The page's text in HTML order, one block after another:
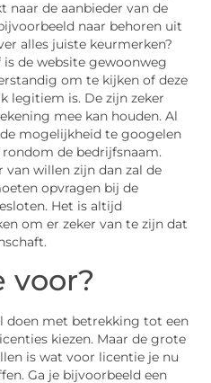
naar de aanbieder van de
naar behoren uit
alles juiste keurmerken?
de website gewoonweg
om te kijken of deze
legitiem is. De zijn zeker
mee kan houden. Al
mogelijkheid te googelen
de bedrijfsnaam.
van willen zijn dan zal de
opvragen bij de
Het is altijd
om er zeker van te zijn dat
voor?
doen met betrekking tot een
kiezen. Maar de grote
is wat voor licentie je nu
Ga je bijvoorbeeld een